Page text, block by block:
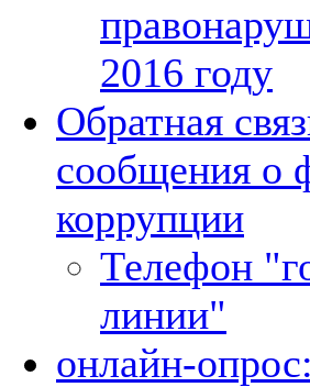
2016 году
Обратная
сообщения о
коррупции
Телефон
линии"
онлайн-опрос: